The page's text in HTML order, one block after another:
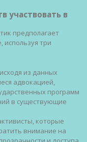
участвовать в
предполагает
используя три
из данных
адвокацией,
программ
в существующие
которые
внимание на